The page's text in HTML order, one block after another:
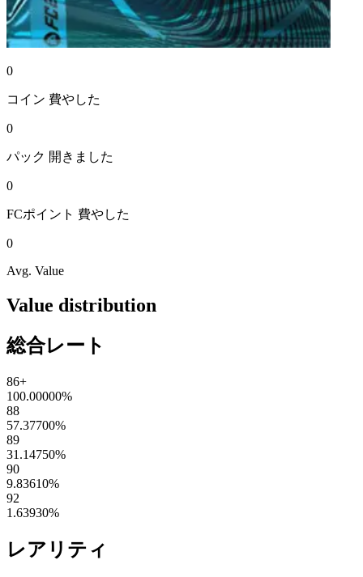
0
コイン 費やした
0
パック 開きました
0
FCポイント 費やした
0
Avg. Value
Value distribution
総合レート
86+
100.00000%
88
57.37700%
89
31.14750%
90
9.83610%
92
1.63930%
レアリティ